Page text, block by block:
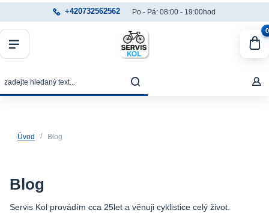
+420732562562 Po - Pá: 08:00 - 19:00hod
0
Úvod Blog
Blog
Servis Kol provádím cca 25let a věnuji cyklistice celý život.